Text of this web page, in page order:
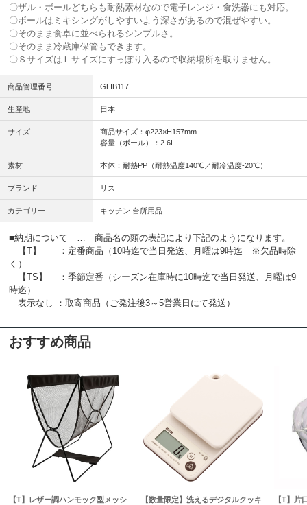
〇ザル・ボールどちらも耐熱素材なので電子レンジ・食洗器にも対応。
〇ボールはミキシングがしやすいよう深さがあるので混ぜやすい。
〇そのまま食卓に並べられるシンプルさ。
〇そのまま冷蔵庫保管もできます。
〇ＳサイズはＬサイズにすっぽり入るので収納場所を取りません。
商品管理番号 GLIB117
生産地 日本
サイズ
商品サイズ：φ223×H157mm
容量（ボール）：2.6L
素材 本体：耐熱PP（耐熱温度140℃／耐冷温度-20℃）
ブランド リス
カテゴリー キッチン 台所用品
■納期について … 商品名の頭の表記により下記のようになります。
【T】 ：定番商品（10時迄で当日発送、月曜は9時迄 ※欠品時除
く）
【TS】 ：季節定番（シーズン在庫時に10時迄で当日発送、月曜は9
時迄）
表示なし ：取寄商品（ご発注後3～5営業日にて発送）
おすすめ商品
【T】レザー調ハンモック型メッシ
【数量限定】洗えるデジタルクッキ
【T】片